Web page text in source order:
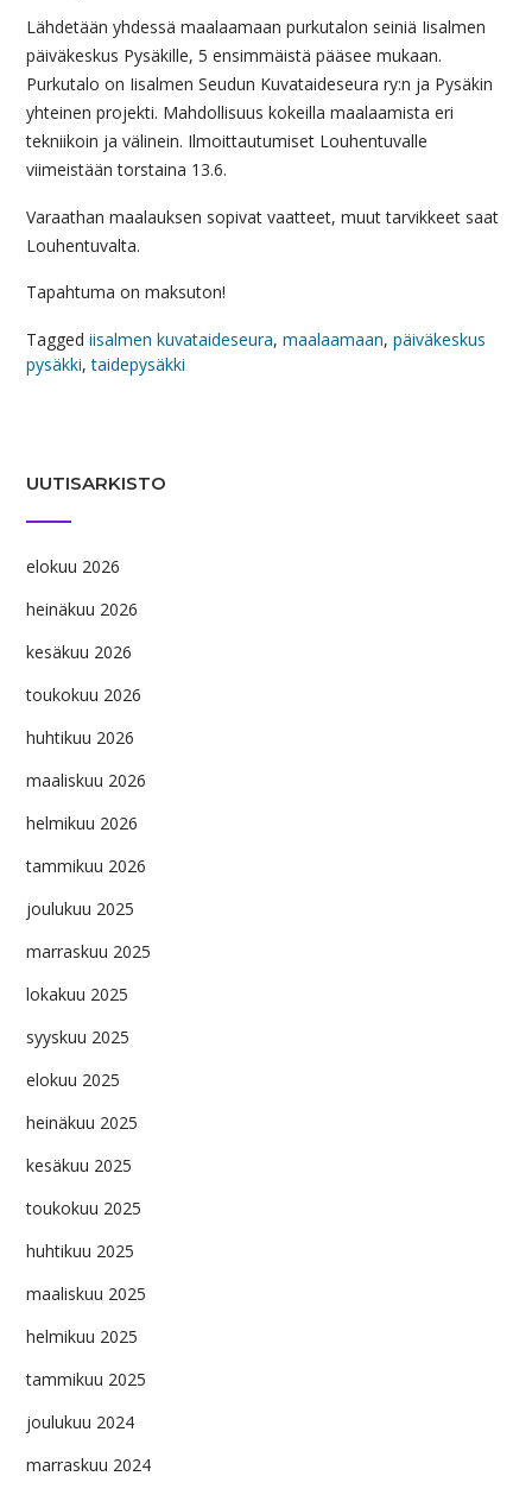
Lähdetään yhdessä maalaamaan purkutalon seiniä Iisalmen
päiväkeskus Pysäkille, 5 ensimmäistä pääsee mukaan.
Purkutalo on Iisalmen Seudun Kuvataideseura ry:n ja Pysäkin
yhteinen projekti. Mahdollisuus kokeilla maalaamista eri
tekniikoin ja välinein. Ilmoittautumiset Louhentuvalle
viimeistään torstaina 13.6.
Varaathan maalauksen sopivat vaatteet, muut tarvikkeet saat
Louhentuvalta.
Tapahtuma on maksuton!
Tagged iisalmen kuvataideseura, maalaamaan, päiväkeskus
pysäkki,taidepysäkki
UUTISARKISTO
elokuu 2026
heinäkuu 2026
kesäkuu 2026
toukokuu 2026
huhtikuu 2026
maaliskuu 2026
helmikuu 2026
tammikuu 2026
joulukuu 2025
marraskuu 2025
lokakuu 2025
syyskuu 2025
elokuu 2025
heinäkuu 2025
kesäkuu 2025
toukokuu 2025
huhtikuu 2025
maaliskuu 2025
helmikuu 2025
tammikuu 2025
joulukuu 2024
marraskuu 2024